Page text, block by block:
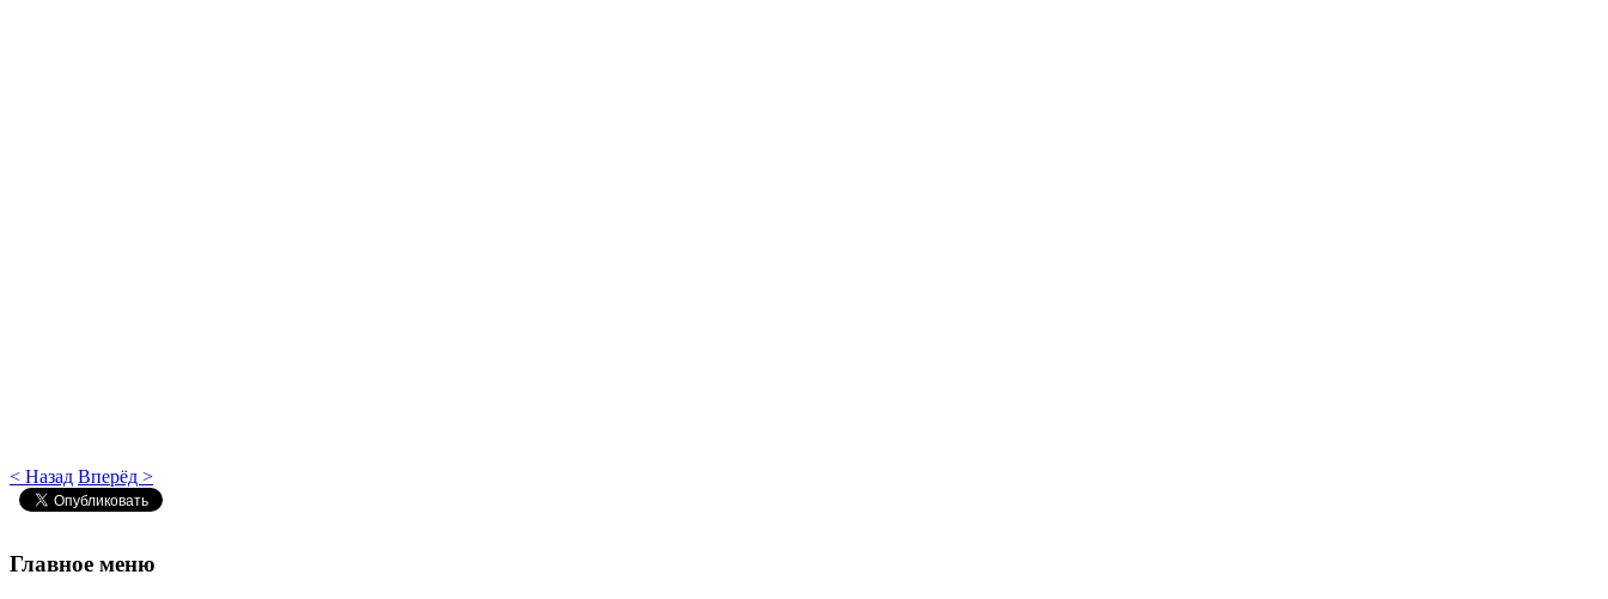
< Назад Вперёд >
Главное меню